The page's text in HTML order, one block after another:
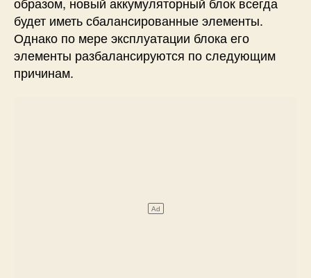
будет иметь сбалансированные элементы.
Однако по мере эксплуатации блока его
элементы разбалансируются по следующим
причинам.